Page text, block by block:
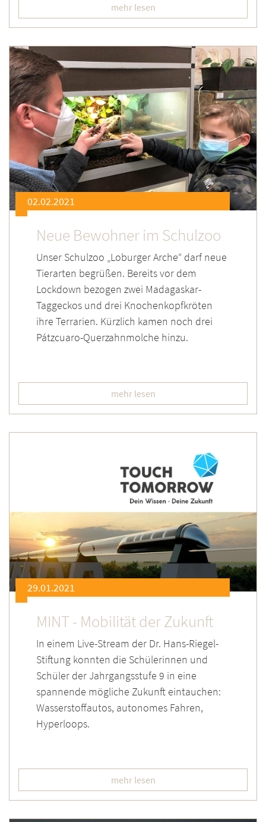
mehr lesen
02.02.2021
Neue Bewohner im Schulzoo
Unser Schulzoo „Loburger Arche“ darf neue
Tierarten begrüßen. Bereits vor dem
Lockdown bezogen zwei Madagaskar-
Taggeckos und drei Knochenkopfkröten
ihre Terrarien. Kürzlich kamen noch drei
Pátzcuaro-Querzahnmolche hinzu.
mehr lesen
29.01.2021
MINT - Mobilität der Zukunft
In einem Live-Stream der Dr. Hans-Riegel-
Stiftung konnten die Schülerinnen und
Schüler der Jahrgangsstufe 9 in eine
spannende mögliche Zukunft eintauchen:
Wasserstoffautos, autonomes Fahren,
Hyperloops.
mehr lesen